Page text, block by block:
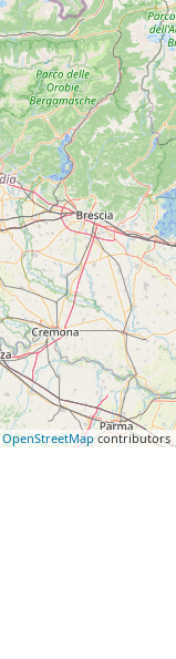
OpenStreetMapcontributors